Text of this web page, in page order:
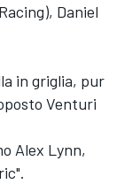
Daniel
in griglia, pur
Venturi
Alex Lynn,